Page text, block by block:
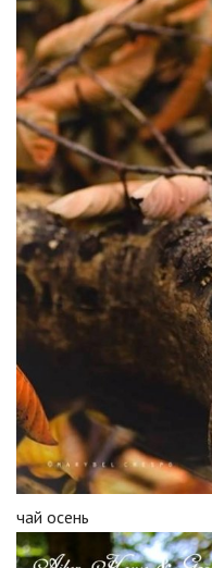
чай осень